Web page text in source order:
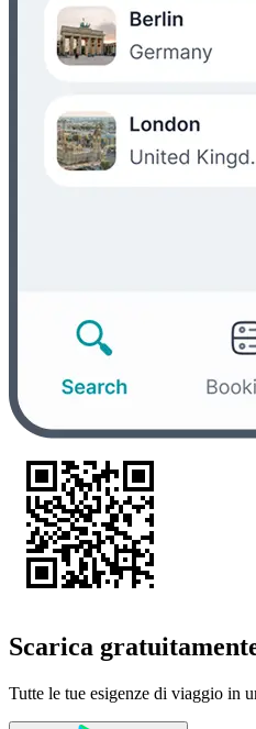
Scarica
Tutte le tue esigenze di viaggio in